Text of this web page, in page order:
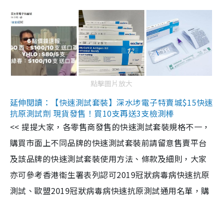
點擊圖片放大
延伸閱讀：【快速測試套裝】深水埗電子特賣城$15快速
抗原測試劑 現貨發售！買10支再送3支檢測棒
<< 提提大家，各零售商發售的快速測試套裝規格不一，
購買市面上不同品牌的快速測試套裝前請留意售賣平台
及該品牌的快速測試套裝使用方法、條款及細則，大家
亦可參考香港衞生署表列認可2019冠狀病毒病快速抗原
測試、歐盟2019冠狀病毒病快速抗原測試通用名單，購